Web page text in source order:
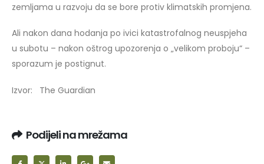
zemljama u razvoju da se bore protiv klimatskih promjena.
Ali nakon dana hodanja po ivici katastrofalnog neuspjeha
u subotu – nakon oštrog upozorenja o „velikom proboju“ –
sporazum je postignut.
Izvor: The Guardian
Podijeli na mrežama